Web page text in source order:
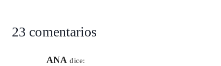
23 comentarios
ANA dice: